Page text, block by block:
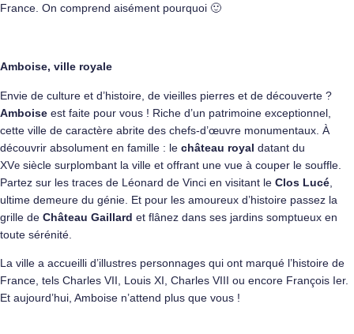
France. On comprend aisément pourquoi 🙂
Amboise, ville royale
Envie de culture et d’histoire, de vieilles pierres et de découverte ?
Amboise est faite pour vous ! Riche d’un patrimoine exceptionnel,
cette ville de caractère abrite des chefs-d’œuvre monumentaux. À
découvrir absolument en famille : le château royal datant du
XVe siècle surplombant la ville et offrant une vue à couper le souffle.
Partez sur les traces de Léonard de Vinci en visitant le Clos Lucé,
ultime demeure du génie. Et pour les amoureux d’histoire passez la
grille de Château Gaillard et flânez dans ses jardins somptueux en
toute sérénité.
La ville a accueilli d’illustres personnages qui ont marqué l’histoire de
France, tels Charles VII, Louis XI, Charles VIII ou encore François Ier.
Et aujourd’hui, Amboise n’attend plus que vous !